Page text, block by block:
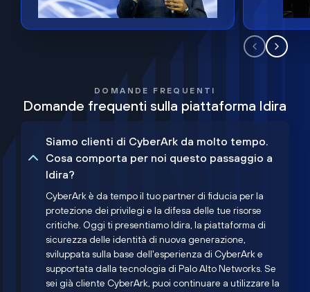
DOMANDE FREQUENTI
Domande frequenti sulla piattaforma Idira
Siamo clienti di CyberArk da molto tempo.
Cosa comporta per noi questo passaggio a
Idira?
CyberArk è da tempo il tuo partner di fiducia per la
protezione dei privilegi e la difesa delle tue risorse
critiche. Oggi ti presentiamo Idira, la piattaforma di
sicurezza delle identità di nuova generazione,
sviluppata sulla base dell'esperienza di CyberArk e
supportata dalla tecnologia di Palo Alto Networks. Se
sei già cliente CyberArk, puoi continuare a utilizzare la